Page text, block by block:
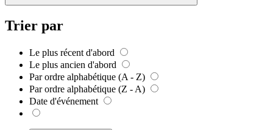
Trier par
Le plus récent d'abord
Le plus ancien d'abord
Par ordre alphabétique (A - Z)
Par ordre alphabétique (Z - A)
Date d'événement